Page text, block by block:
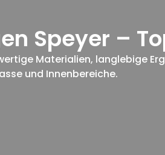
Speyer –
Materialien, langlebige
und Innenbereiche.